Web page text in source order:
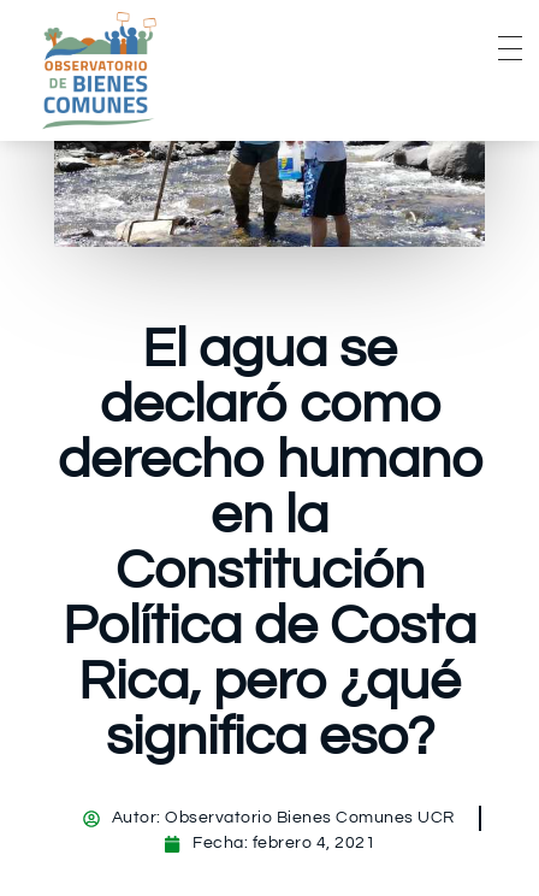
El agua se
declaró como
derecho humano
en la
Constitución
Política de Costa
Rica, pero ¿qué
significa eso?
Autor: Observatorio Bienes Comunes UCR
Fecha: febrero 4, 2021